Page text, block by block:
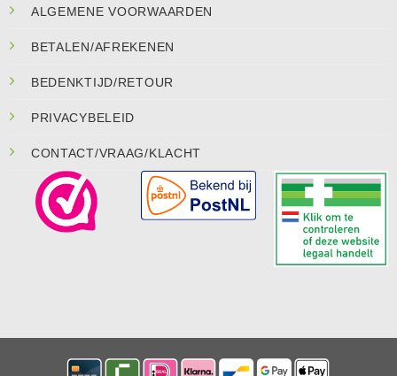
ALGEMENE VOORWAARDEN
BETALEN/AFREKENEN
BEDENKTIJD/RETOUR
PRIVACYBELEID
CONTACT/VRAAG/KLACHT